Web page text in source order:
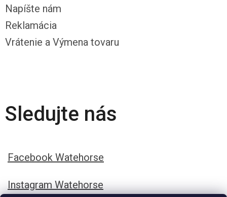
Napíšte nám
Reklamácia
Vrátenie a Výmena tovaru
Sledujte nás
Facebook Watehorse
Instagram Watehorse